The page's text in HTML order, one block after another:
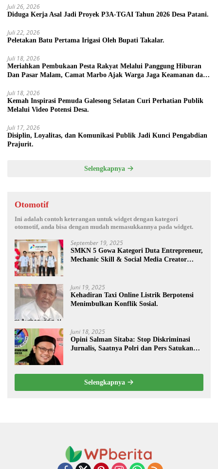
Juli 26, 2026
Diduga Kerja Asal Jadi Proyek P3A-TGAI Tahun 2026 Desa Patani.
Juli 22, 2026
Peletakan Batu Pertama Irigasi Oleh Bupati Takalar.
Juli 18, 2026
Meriahkan Pembukaan Pesta Rakyat Melalui Panggung Hiburan
Dan Pasar Malam, Camat Marbo Ajak Warga Jaga Keamanan dan
Juli 18, 2026
Kemah Inspirasi Pemuda Galesong Selatan Curi Perhatian Publik
Melalui Video Potensi Desa.
Juli 17, 2026
Disiplin, Loyalitas, dan Komunikasi Publik Jadi Kunci Pengabdian
Prajurit.
Selengkapnya
Otomotif
Ini adalah contoh keterangan untuk widget dengan kategori
otomotif, anda bisa dengan mudah memasukkannya pada widget.
September 19, 2025
SMKN 5 Gowa Kategori Duta Entrepreneur,
Mechanic Skill & Social Media Creator
Juni 19, 2025
Kehadiran Taxi Online Listrik Berpotensi
Menimbulkan Konflik Sosial.
Juni 18, 2025
Opini Salman Sitaba: Stop Diskriminasi
Jurnalis, Saatnya Polri dan Pers Satukan
Selengkapnya